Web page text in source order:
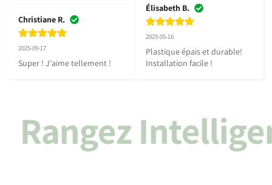
Christiane R.
2025-09-17
Super ! J'aime tellement !
Élisabeth B.
2025-05-16
Plastique épais et durable!
Installation facile !
Rangez